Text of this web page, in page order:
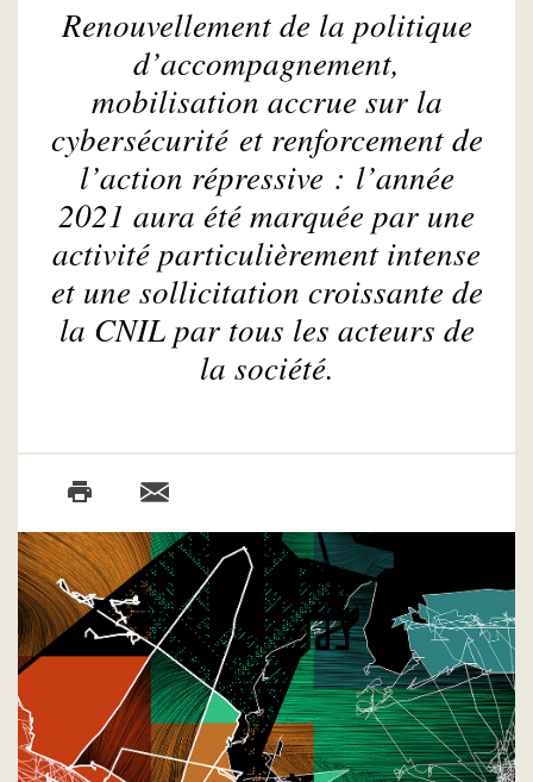
Renouvellement de la politique
d’accompagnement,
mobilisation accrue sur la
cybersécurité et renforcement de
l’action répressive : l’année
2021 aura été marquée par une
activité particulièrement intense
et une sollicitation croissante de
la CNIL par tous les acteurs de
la société.